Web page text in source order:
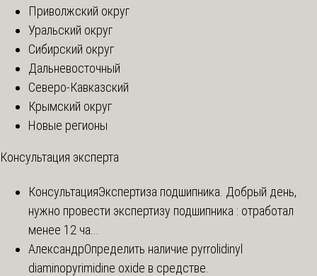
Приволжский округ
Уральский округ
Сибирский округ
Дальневосточный
Северо-Кавказский
Крымский округ
Новые регионы
Консультация эксперта
КонсультацияЭкспертиза подшипника. Добрый день,
нужно провести экспертизу подшипника : отработал
менее 12 ча...
АлександрОпределить наличие pyrrolidinyl
diaminopyrimidine oxide в средстве.